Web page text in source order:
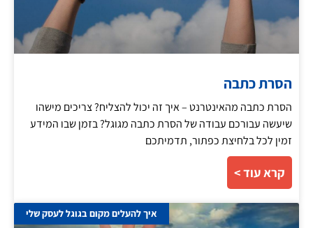
הסרת כתבה
הסרת כתבה מהאינטרנט – איך זה יכול להצליח? צריכים מישהו
שיעשה עבורכם עבודה של הסרת כתבה מגוגל? בזמן שבו המידע
זמין לכל בלחיצת כפתור, תדמיתכם
קרא עוד >
איך להעלים מקום בגוגל לעסק שלי